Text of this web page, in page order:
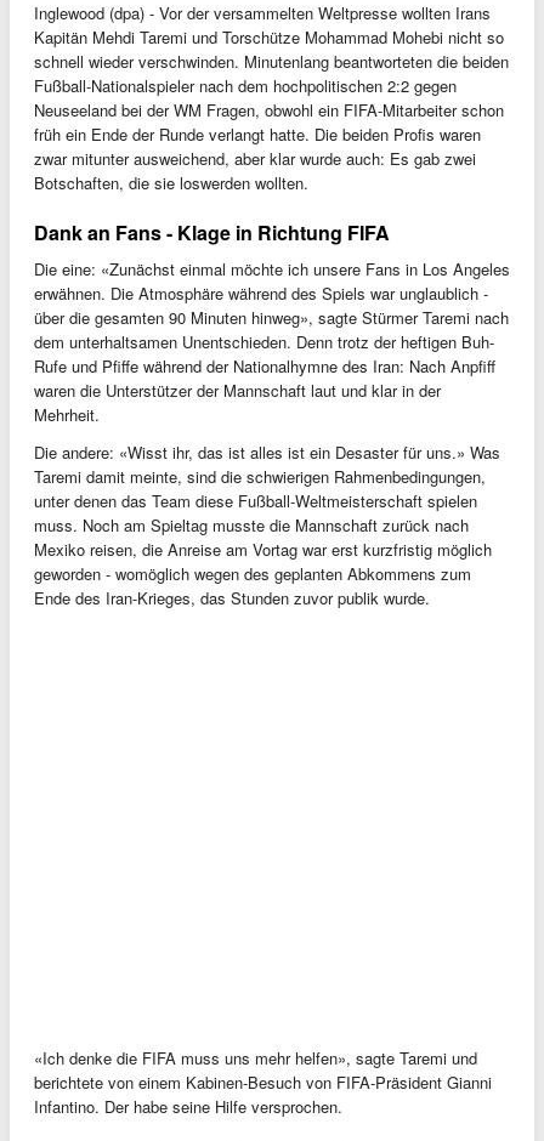
Inglewood (dpa) - Vor der versammelten Weltpresse wollten Irans
Kapitän Mehdi Taremi und Torschütze Mohammad Mohebi nicht so
schnell wieder verschwinden. Minutenlang beantworteten die beiden
Fußball-Nationalspieler nach dem hochpolitischen 2:2 gegen
Neuseeland bei der WM Fragen, obwohl ein FIFA-Mitarbeiter schon
früh ein Ende der Runde verlangt hatte. Die beiden Profis waren
zwar mitunter ausweichend, aber klar wurde auch: Es gab zwei
Botschaften, die sie loswerden wollten.
Dank an Fans - Klage in Richtung FIFA
Die eine: «Zunächst einmal möchte ich unsere Fans in Los Angeles
erwähnen. Die Atmosphäre während des Spiels war unglaublich -
über die gesamten 90 Minuten hinweg», sagte Stürmer Taremi nach
dem unterhaltsamen Unentschieden. Denn trotz der heftigen Buh-
Rufe und Pfiffe während der Nationalhymne des Iran: Nach Anpfiff
waren die Unterstützer der Mannschaft laut und klar in der
Mehrheit.
Die andere: «Wisst ihr, das ist alles ist ein Desaster für uns.» Was
Taremi damit meinte, sind die schwierigen Rahmenbedingungen,
unter denen das Team diese Fußball-Weltmeisterschaft spielen
muss. Noch am Spieltag musste die Mannschaft zurück nach
Mexiko reisen, die Anreise am Vortag war erst kurzfristig möglich
geworden - womöglich wegen des geplanten Abkommens zum
Ende des Iran-Krieges, das Stunden zuvor publik wurde.
«Ich denke die FIFA muss uns mehr helfen», sagte Taremi und
berichtete von einem Kabinen-Besuch von FIFA-Präsident Gianni
Infantino. Der habe seine Hilfe versprochen.